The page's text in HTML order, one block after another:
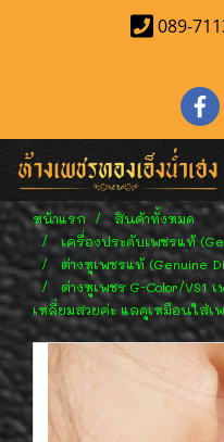
089-
หน้าแรก
สินค้าทั้งหมด
เครื่องประดับเพชรแท้
ต่างหูเพชรแท้ (Genuine
ต่างหูเพชร G-Color/VS1
เหลี่ยมสวยค่ะ แลดูเหมือนใส่เ